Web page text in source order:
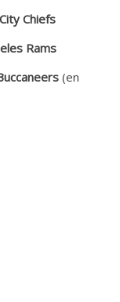
Chiefs
Rams
(en